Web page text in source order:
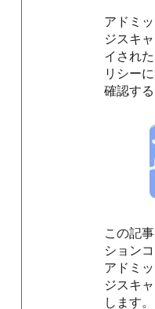
アドミ
ジスキ
イされ
リシー
確認す
この記
ション
アドミ
ジスキ
します